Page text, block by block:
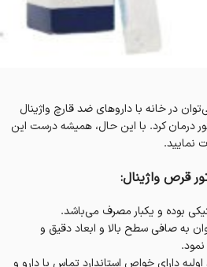
در خانه با داروهای ضد قارچ واژینال
درمان کرد. با این حال، همیشه درست این
نمایید.
قرص واژینال:
بوده و یکبار مصرف می‌باشد.
به صافی سطح بالا و ابعاد دقیق و
اولیه دارای خواص استاندارد تماس با دارو و